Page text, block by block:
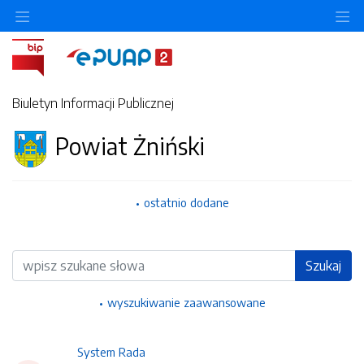
Biuletyn Informacji Publicznej
Powiat Żniński
ostatnio dodane
Wyszukiwarka Szukaj
wyszukiwanie zaawansowane
System Rada